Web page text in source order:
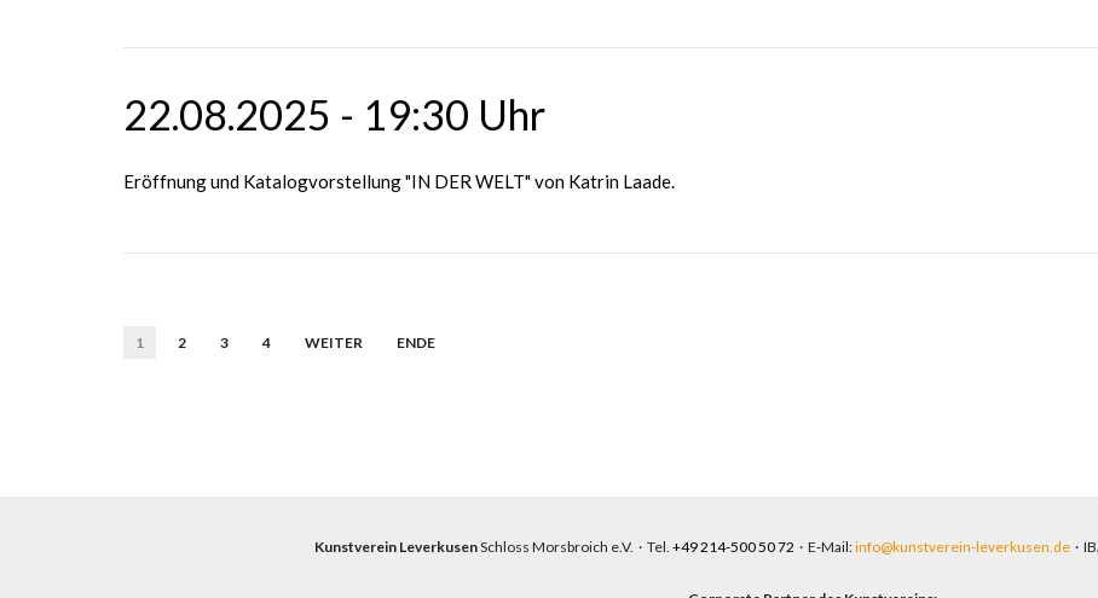
22.08.2025 - 19:30 Uhr
Eröffnung und Katalogvorstellung "IN DER WELT" von Katrin Laade.
1 2 3 4 WEITER ENDE
Kunstverein LeverkusenSchloss Morsbroich e.V. · Tel. +49 214-500 50 72 · E‑Mail:info@kunstverein-leverkusen.de·